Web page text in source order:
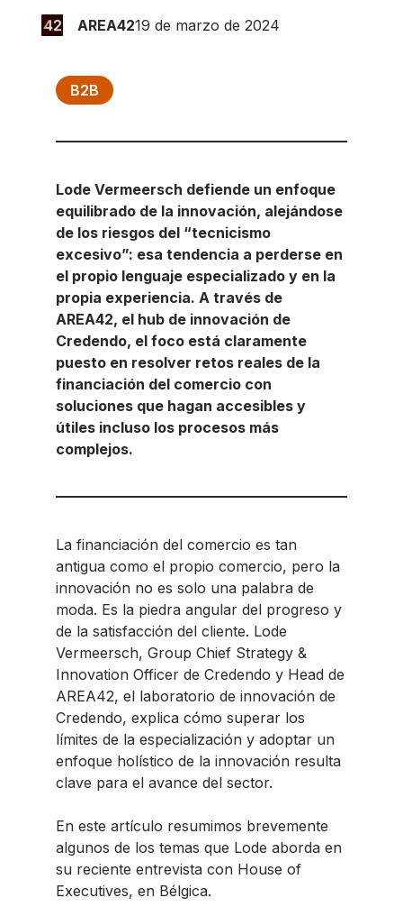
AREA4219 de marzo de 2024
B2B
Lode Vermeersch defiende un enfoque
equilibrado de la innovación, alejándose
de los riesgos del “tecnicismo
excesivo”: esa tendencia a perderse en
el propio lenguaje especializado y en la
propia experiencia. A través de
AREA42, el hub de innovación de
Credendo, el foco está claramente
puesto en resolver retos reales de la
financiación del comercio con
soluciones que hagan accesibles y
útiles incluso los procesos más
complejos.
La financiación del comercio es tan
antigua como el propio comercio, pero la
innovación no es solo una palabra de
moda. Es la piedra angular del progreso y
de la satisfacción del cliente. Lode
Vermeersch, Group Chief Strategy &
Innovation Officer de Credendo y Head de
AREA42, el laboratorio de innovación de
Credendo, explica cómo superar los
límites de la especialización y adoptar un
enfoque holístico de la innovación resulta
clave para el avance del sector.
En este artículo resumimos brevemente
algunos de los temas que Lode aborda en
su reciente entrevista con House of
Executives, en Bélgica.